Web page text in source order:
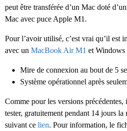
peut être transférée d’un Mac doté
Mac avec puce Apple M1.
Pour l’avoir utilisé, c’est vrai qu’il est
avec un MacBook Air M1 et Windows
Mire de connexion au bout de 5
Système opérationnel après
Comme pour les versions
tester, gratuitement pendant 14 jours
suivant ce lien. Pour information, le